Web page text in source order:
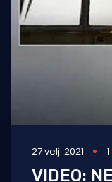
27 velj. 2021
VIDEO: